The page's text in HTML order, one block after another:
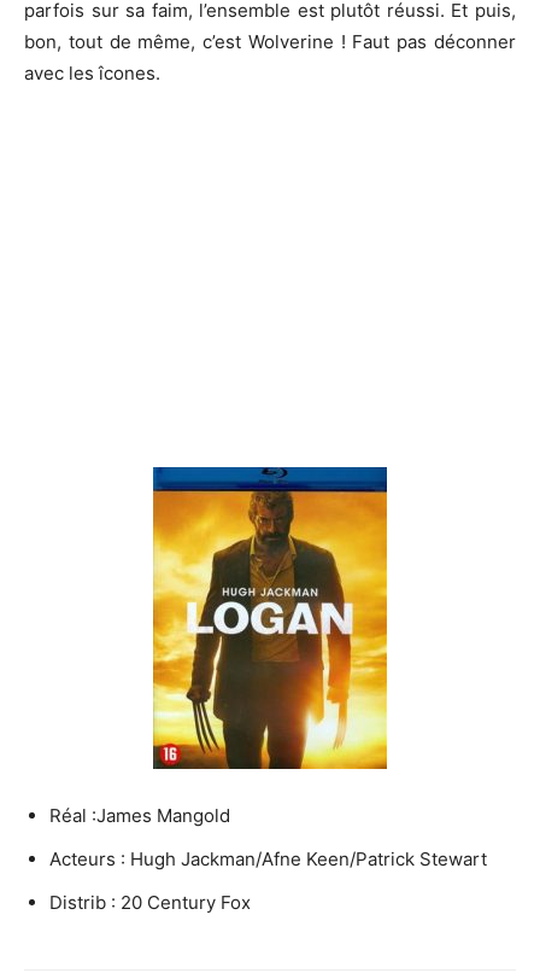
parfois sur sa faim, l’ensemble est plutôt réussi. Et puis,
bon, tout de même, c’est Wolverine ! Faut pas déconner
avec les îcones.
Réal :James Mangold
Acteurs : Hugh Jackman/Afne Keen/Patrick Stewart
Distrib : 20 Century Fox